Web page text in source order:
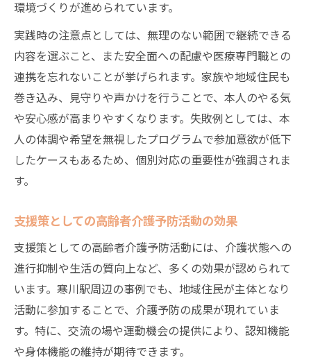
環境づくりが進められています。
実践時の注意点としては、無理のない範囲で継続できる
内容を選ぶこと、また安全面への配慮や医療専門職との
連携を忘れないことが挙げられます。家族や地域住民も
巻き込み、見守りや声かけを行うことで、本人のやる気
や安心感が高まりやすくなります。失敗例としては、本
人の体調や希望を無視したプログラムで参加意欲が低下
したケースもあるため、個別対応の重要性が強調されま
す。
支援策としての高齢者介護予防活動の効果
支援策としての高齢者介護予防活動には、介護状態への
進行抑制や生活の質向上など、多くの効果が認められて
います。寒川駅周辺の事例でも、地域住民が主体となり
活動に参加することで、介護予防の成果が現れていま
す。特に、交流の場や運動機会の提供により、認知機能
や身体機能の維持が期待できます。